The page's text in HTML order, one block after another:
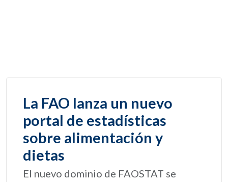
La FAO lanza un nuevo
portal de estadísticas
sobre alimentación y
dietas
El nuevo dominio de FAOSTAT se